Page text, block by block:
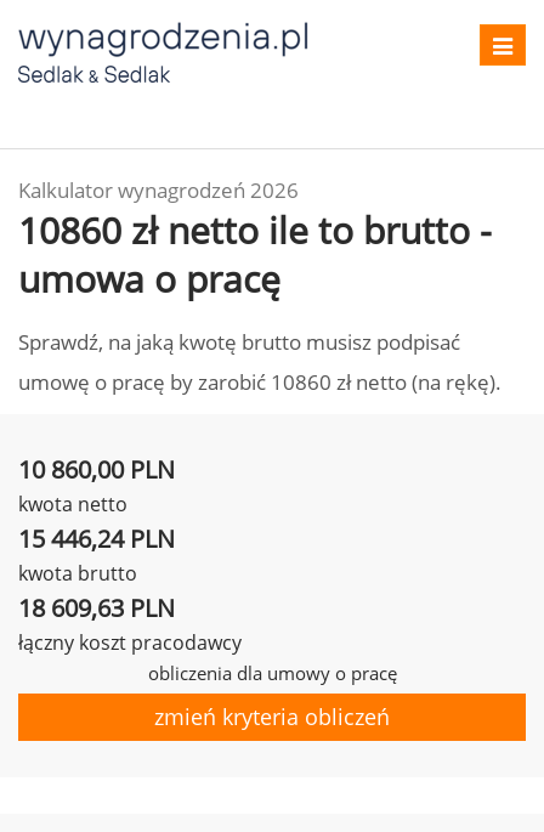
Kalkulator wynagrodzeń 2026
10860 zł netto ile to brutto -
umowa o pracę
Sprawdź, na jaką kwotę brutto musisz podpisać
umowę o pracę by zarobić 10860 zł netto (na rękę).
10 860,00 PLN
kwota netto
15 446,24 PLN
kwota brutto
18 609,63 PLN
łączny koszt pracodawcy
obliczenia dla umowy o pracę
zmień kryteria obliczeń